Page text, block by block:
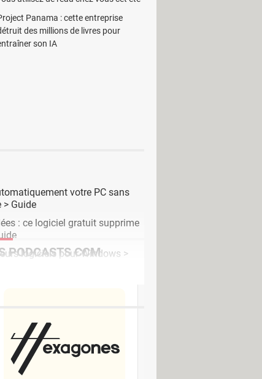
les entretiens à accomplir en
votre PC sans
> Guide
: ce logiciel gratuit supprime
logiciels pour Windows >
Panama : cette entreprise
des millions de livres pour
son IA
PODCASTS CCM